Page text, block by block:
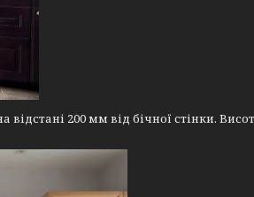
200 мм від бічної стінки.